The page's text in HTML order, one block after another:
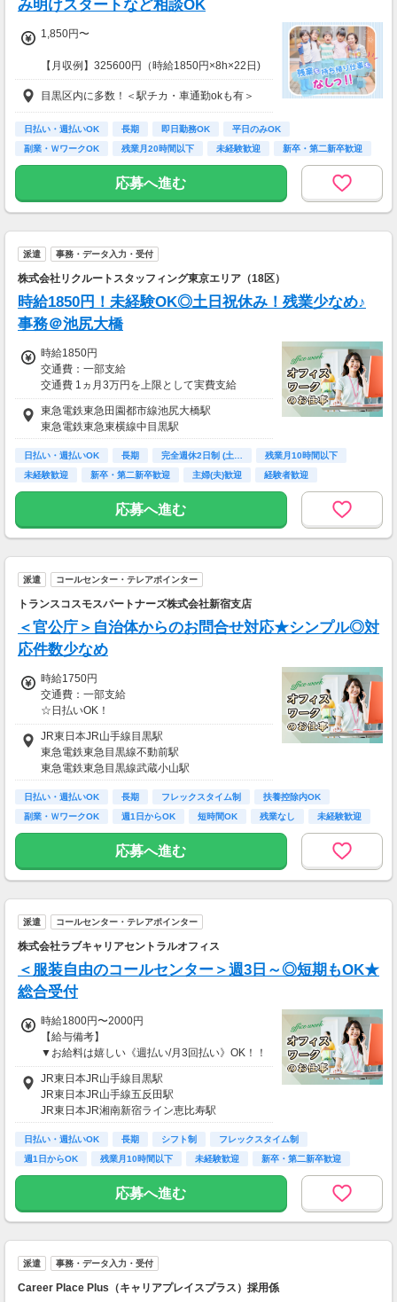
交通費：別途全額支給
※車・バイク通勤に関して施設により異なる場
み明けスタートなど相談OK
1,850円〜
【月収例】325600円（時給1850円×8h×22日)
7：00～19：00で1日4ｈ～、週3～5日(週20h
以上)
★シフト例：9-18時、7-11時、8-12時、9-16時
など
間など相談OK！
★短期2ヶ月～長期歓迎！
目黒区内に多数！＜駅チカ・車通勤okも有＞
日払い・週払いOK 長期 即日勤務OK
平日のみOK
副業・ＷワークOK
残業月20時間以下 未経験歓迎
新卒・第二新卒歓迎
フリーター歓迎
応募へ進む
派遣 事務・データ入力・受付
株式会社リクルートスタッフィング東京エリア（18区）
時給1850円！未経験OK◎土日祝休み！残業少なめ♪
事務＠池尻大橋
時給1850円
交通費：一部支給
交通費 1ヵ月3万円を上限として実費支給
月収例 27万7500円 時給1850円×実働7h30m×
週5日×4週
※月収例を保証するものではありません。
※給与即受取りサービス利用可（利用条件有）
ha_rs_001
東急電鉄東急田園都市線池尻大橋駅
東急電鉄東急東横線中目黒駅
日払い・週払いOK 長期 完全週休2日制 (土…
残業月10時間以下
未経験歓迎
新卒・第二新卒歓迎 主婦(夫)歓迎
経験者歓迎
ＰＣスキル不要
応募へ進む
派遣 コールセンター・テレアポインター
トランスコスモスパートナーズ株式会社新宿支店
＜官公庁＞自治体からのお問合せ対応★シンプル◎対
応件数少なめ
時給1750円
交通費：一部支給
☆日払いOK！
・交通費規程あり
JR東日本JR山手線目黒駅
東急電鉄東急目黒線不動前駅
東急電鉄東急目黒線武蔵小山駅
日払い・週払いOK 長期 フレックスタイム制
扶養控除内OK
副業・ＷワークOK
週1日からOK 短時間OK 残業なし 未経験歓迎
応募へ進む
派遣 コールセンター・テレアポインター
株式会社ラブキャリアセントラルオフィス
＜服装自由のコールセンター＞週3日～◎短期もOK★
総合受付
時給1800円〜2000円
【給与備考】
▼お給料は嬉しい《週払い/月3回払い》OK！！
《収入例》
●時給1,800円 × 8h × 22日
＝【月収31万6,800円】
※勤務地・仕事内容による
※＊※＊※＊※＊※＊※＊※＊※＊※＊※＊
「在宅ワーク、飽きちゃった…」
「期間限定の高時給狙い！」
↓ ↓
いつでもカンタン《WEB登録》★
JR東日本JR山手線目黒駅
JR東日本JR山手線五反田駅
JR東日本JR湘南新宿ライン恵比寿駅
日払い・週払いOK 長期 シフト制
フレックスタイム制
週1日からOK
残業月10時間以下 未経験歓迎
新卒・第二新卒歓迎
主婦(夫)歓迎
応募へ進む
派遣 事務・データ入力・受付
Career Place Plus（キャリアプレイスプラス）採用係